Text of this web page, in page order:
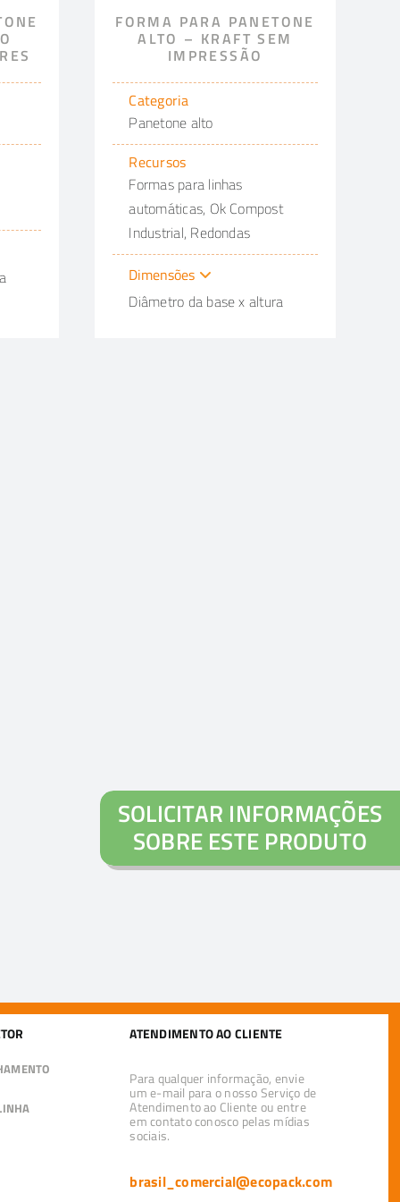
FORMA PARA PANETONE
ALTO – KRAFT SEM
IMPRESSÃO
Categoria
Panetone alto
Recursos
Formas para linhas
automáticas, Ok Compost
Industrial, Redondas
Dimensões
Diâmetro da base x altura
SOLICITAR INFORMAÇÕES
SOBRE ESTE PRODUTO
ATENDIMENTO AO CLIENTE
Para qualquer informação, envie
um e-mail para o nosso Serviço de
Atendimento ao Cliente ou entre
em contato conosco pelas mídias
sociais.
brasil_comercial@ecopack.com